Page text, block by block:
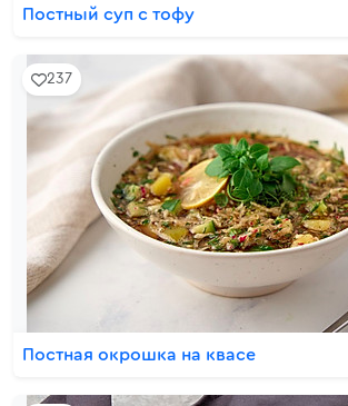
Постный суп с тофу
237
Постная окрошка на квасе